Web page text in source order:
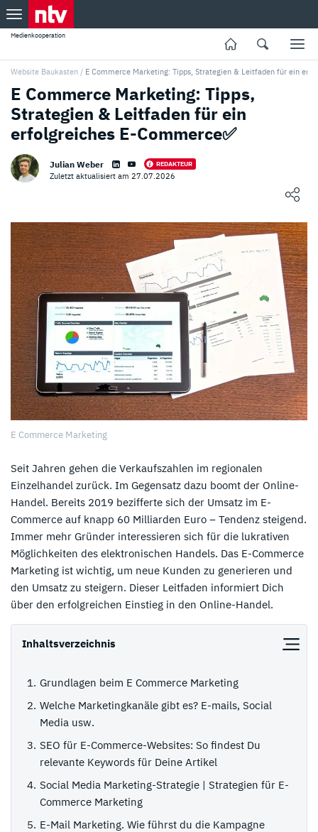
Medienkooperation
Website Baukasten / E Commerce Marketing: Tipps, Strategien & Leitfaden für ein
E Commerce Marketing: Tipps,
Strategien & Leitfaden für ein
erfolgreiches E-Commerce✅
Julian Weber REDAKTEUR
Zuletzt aktualisiert am 27.07.2026
E Commerce Marketing
Seit Jahren gehen die Verkaufszahlen im regionalen
Einzelhandel zurück. Im Gegensatz dazu boomt der Online-
Handel. Bereits 2019 bezifferte sich der Umsatz im E-
Commerce auf knapp 60 Milliarden Euro – Tendenz steigend.
Immer mehr Gründer interessieren sich für die lukrativen
Möglichkeiten des elektronischen Handels. Das E-Commerce
Marketing ist wichtig, um neue Kunden zu generieren und
den Umsatz zu steigern. Dieser Leitfaden informiert Dich
über den erfolgreichen Einstieg in den Online-Handel.
Inhaltsverzeichnis
Grundlagen beim E Commerce Marketing
Welche Marketingkanäle gibt es? E-mails, Social
Media usw.
SEO für E-Commerce-Websites: So findest Du
relevante Keywords für Deine Artikel
Social Media Marketing-Strategie | Strategien für E-
Commerce Marketing
E-Mail Marketing. Wie führst du die Kampagne